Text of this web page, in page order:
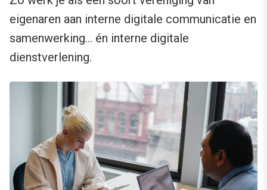
eigenaren aan interne digitale communicatie en
samenwerking… én interne digitale
dienstverlening.